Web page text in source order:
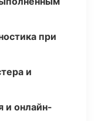
при
и
и онлайн-